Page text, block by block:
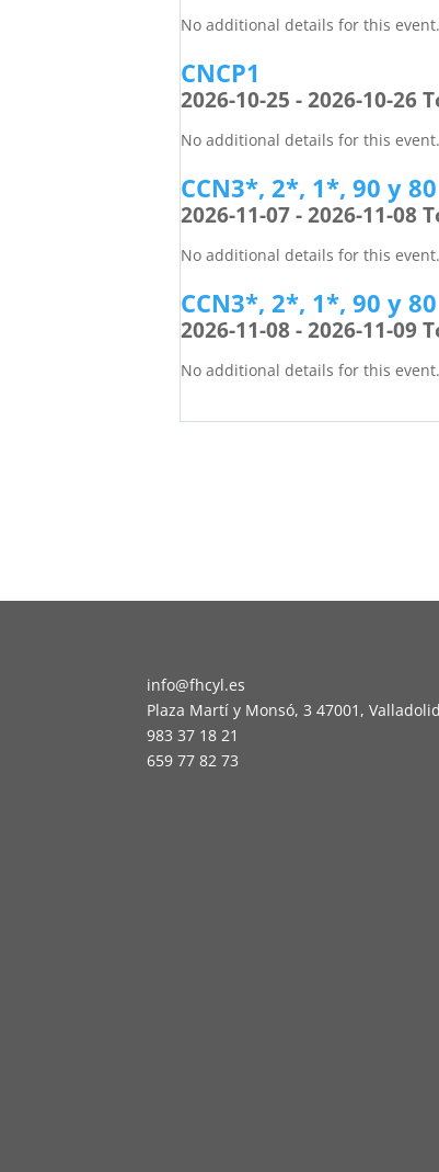
No additional details for this event.
CNCP1
2026-10-25 - 2026-10-26
No additional details for this event.
CCN3*, 2*, 1*, 90 y 80
2026-11-07 - 2026-11-08
No additional details for this event.
CCN3*, 2*, 1*, 90 y 80
2026-11-08 - 2026-11-09
No additional details for this event.
info@fhcyl.es
Plaza Martí y Monsó, 3 47001, Valladolid
983 37 18 21
659 77 82 73